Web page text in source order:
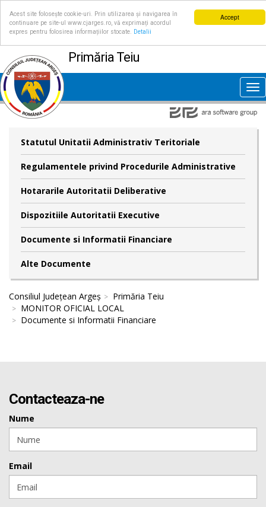
Accept
Acest site folosește cookie-uri. Prin utilizarea și navigarea în
continuare pe site-ul www.cjarges.ro, vă exprimați acordul
expres pentru folosirea informațiilor stocate.
Detalii
Primăria Teiu
Statutul Unitatii Administrativ Teritoriale
Regulamentele privind Procedurile Administrative
Hotararile Autoritatii Deliberative
Dispozitiile Autoritatii Executive
Documente si Informatii Financiare
Alte Documente
Consiliul Județean Argeș
Primăria Teiu
MONITOR OFICIAL LOCAL
Documente si Informatii Financiare
Contacteaza-ne
Nume
Email